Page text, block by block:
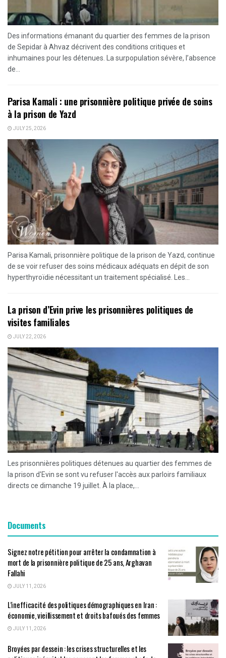
Des informations émanant du quartier des femmes de la prison
de Sepidar à Ahvaz décrivent des conditions critiques et
inhumaines pour les détenues. La surpopulation sévère, l’absence
de...
Parisa Kamali : une prisonnière politique privée de soins
à la prison de Yazd
JULY 25, 2026
Parisa Kamali, prisonnière politique de la prison de Yazd, continue
de se voir refuser des soins médicaux adéquats en dépit de son
hyperthyroïdie nécessitant un traitement spécialisé. Les...
La prison d’Evin prive les prisonnières politiques de
visites familiales
JULY 22, 2026
Les prisonnières politiques détenues au quartier des femmes de
la prison d'Evin se sont vu refuser l'accès aux parloirs familiaux
directs ce dimanche 19 juillet. À la place,...
Documents
Signez notre pétition pour arrêter la condamnation à
mort de la prisonnière politique de 25 ans, Arghavan
Fallahi
JULY 11, 2026
L’inefficacité des politiques démographiques en Iran :
économie, vieillissement et droits bafoués des femmes
JULY 11, 2026
Broyées par dessein : les crises structurelles et les